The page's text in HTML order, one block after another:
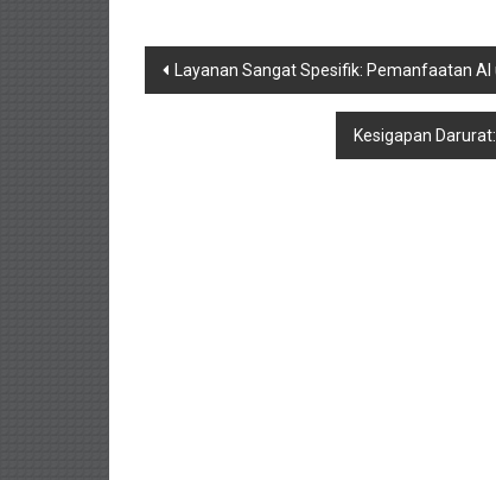
Navigasi
Layanan Sangat Spesifik: Pemanfaatan
Kesigapan